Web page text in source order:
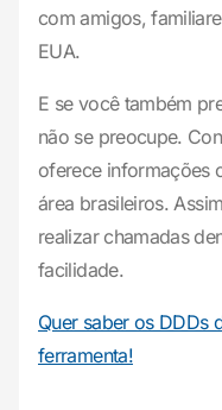
com amigos,
EUA.
E se você também
não se preocupe.
oferece informações
área brasileiros.
realizar chamadas
facilidade.
Quer saber os DDDs
ferramenta!